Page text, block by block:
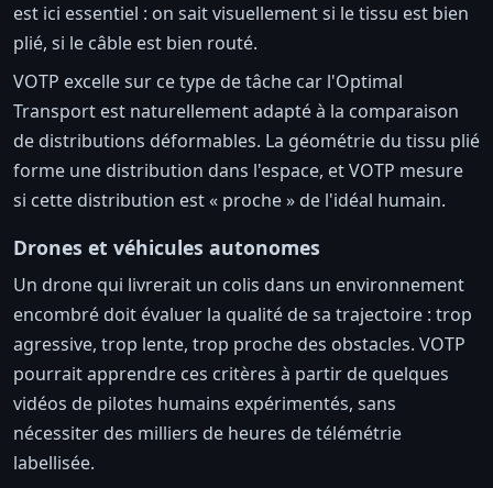
est ici essentiel : on sait visuellement si le tissu est bien
plié, si le câble est bien routé.
VOTP excelle sur ce type de tâche car l'Optimal
Transport est naturellement adapté à la comparaison
de distributions déformables. La géométrie du tissu plié
forme une distribution dans l'espace, et VOTP mesure
si cette distribution est « proche » de l'idéal humain.
Drones et véhicules autonomes
Un drone qui livrerait un colis dans un environnement
encombré doit évaluer la qualité de sa trajectoire : trop
agressive, trop lente, trop proche des obstacles. VOTP
pourrait apprendre ces critères à partir de quelques
vidéos de pilotes humains expérimentés, sans
nécessiter des milliers de heures de télémétrie
labellisée.